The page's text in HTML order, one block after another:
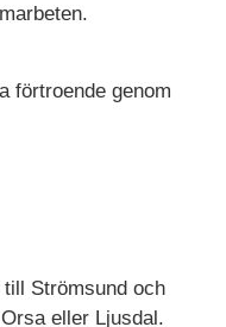
förtroende genom
Strömsund och
eller Ljusdal.